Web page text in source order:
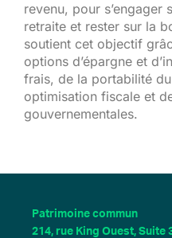
revenu, pour s’engager
retraite et rester sur la
soutient cet objectif
options d’épargne et
frais, de la portabilité du
optimisation fiscale et
gouvernementales.
Patrimoine commun
214, rue King Ouest, Suite